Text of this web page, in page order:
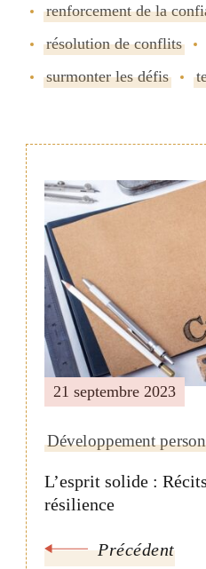
renforcement de la
résolution de conflits
surmonter les défis
Navigation
de
21 septembre 2023
Développement
L’esprit solide :
résilience
Précédent